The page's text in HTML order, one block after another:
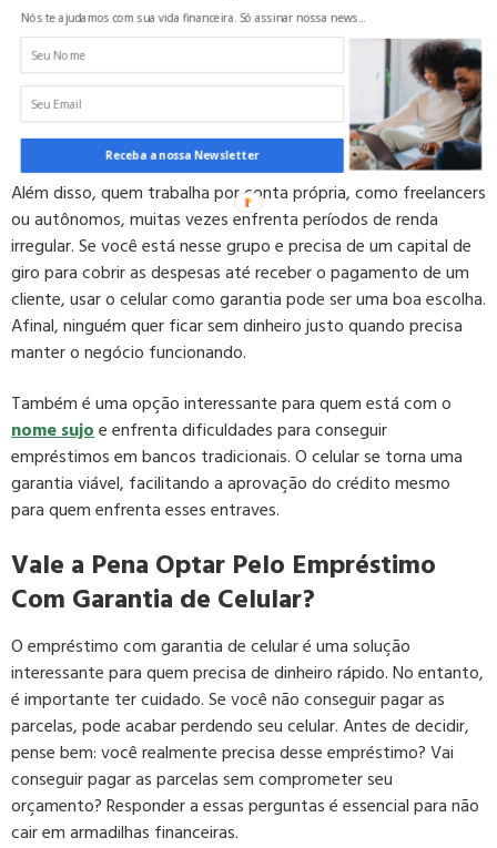
Imagine que você teve uma emergência, como um gasto
médico inesperado ou o carro quebrou. Nessas horas, o crédito
rápido pode ser uma solução eficiente. Com o celular como
garantia, o processo fica bem mais ágil, e você consegue o
dinheiro sem muita demora.
Além disso, quem trabalha por conta própria, como freelancers
ou autônomos, muitas vezes enfrenta períodos de renda
irregular. Se você está nesse grupo e precisa de um capital de
giro para cobrir as despesas até receber o pagamento de um
cliente, usar o celular como garantia pode ser uma boa escolha.
Afinal, ninguém quer ficar sem dinheiro justo quando precisa
manter o negócio funcionando.
Também é uma opção interessante para quem está com o
nome sujoe enfrenta dificuldades para conseguir
empréstimos em bancos tradicionais. O celular se torna uma
garantia viável, facilitando a aprovação do crédito mesmo
para quem enfrenta esses entraves.
Vale a Pena Optar Pelo Empréstimo
Com Garantia de Celular?
O empréstimo com garantia de celular é uma solução
interessante para quem precisa de dinheiro rápido. No entanto,
é importante ter cuidado. Se você não conseguir pagar as
parcelas, pode acabar perdendo seu celular. Antes de decidir,
pense bem: você realmente precisa desse empréstimo? Vai
conseguir pagar as parcelas sem comprometer seu
orçamento? Responder a essas perguntas é essencial para não
cair em armadilhas financeiras.
Nós te ajudamos com sua vida financeira. Só assinar nossa news...
Receba a nossa Newsletter